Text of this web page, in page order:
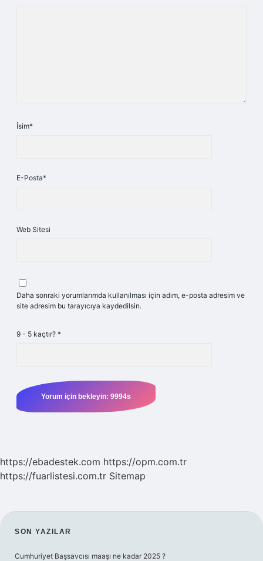
İsim*
E-Posta*
Web Sitesi
Daha sonraki yorumlarımda kullanılması için adım, e-posta adresim ve
site adresim bu tarayıcıya kaydedilsin.
9 - 5 kaçtır? *
https://ebadestek.com https://opm.com.tr
https://fuarlistesi.com.tr Sitemap
SIDEBAR
SON YAZILAR
Cumhuriyet Başsavcısı maaşı ne kadar 2025 ?